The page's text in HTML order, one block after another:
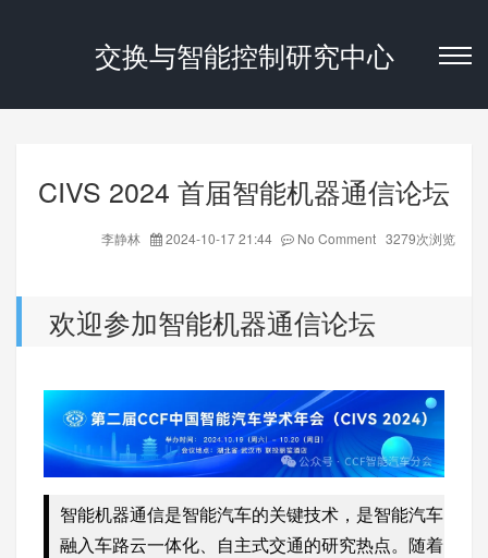
交换与智能控制研究中心
CIVS 2024 首届智能机器通信论坛
李静林 2024-10-17 21:44 No Comment 3279次浏览
欢迎参加智能机器通信论坛
智能机器通信是智能汽车的关键技术，是智能汽车
融入车路云一体化、自主式交通的研究热点。随着